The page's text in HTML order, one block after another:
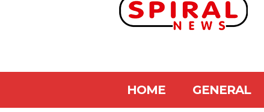
HOME GENERAL